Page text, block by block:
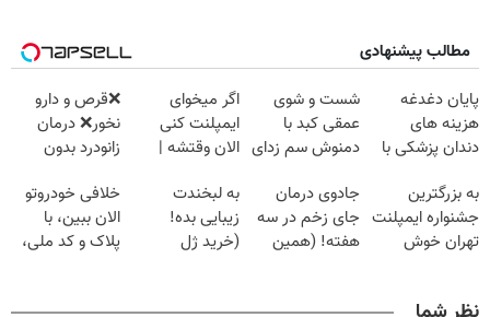
مطالب پیشنهادی
پایان دغدغه
هزینه های
دندان پزشکی با
خانگی
شست و شوی
عمقی کبد با
دمنوش سم زدای
اگر میخوای
ایمپلنت کنی
الان وقتشه |
میلیون تومان!!!
❌قرص‌ و دارو
نخور❌ درمان
زانودرد بدون
به بزرگترین
جشنواره ایمپلنت
تهران خوش
جادوی درمان
جای زخم در سه
هفته! (همین
به لبخندت
زیبایی بده!
(خرید ژل
خلافی خودروتو
الان ببین، با
پلاک و کد ملی،